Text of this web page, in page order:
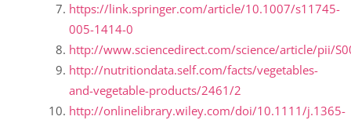
https://link.springer.com/article/10.1007/s11745-
005-1414-0
http://www.sciencedirect.com/science/article/pii/
http://nutritiondata.self.com/facts/vegetables-
and-vegetable-products/2461/2
http://onlinelibrary.wiley.com/doi/10.1111/j.1365-